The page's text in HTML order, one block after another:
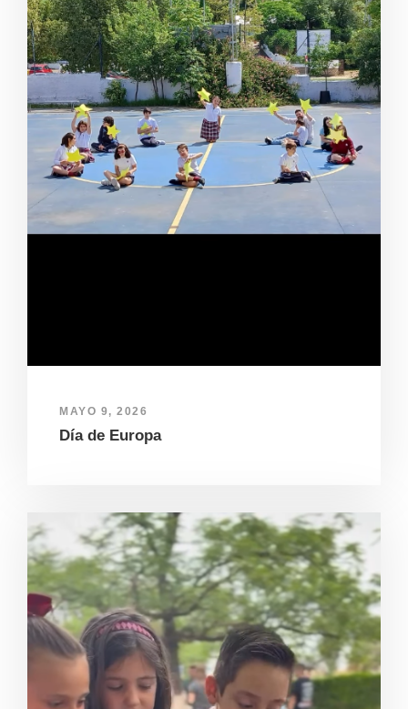
MAYO 9, 2026
Día de Europa